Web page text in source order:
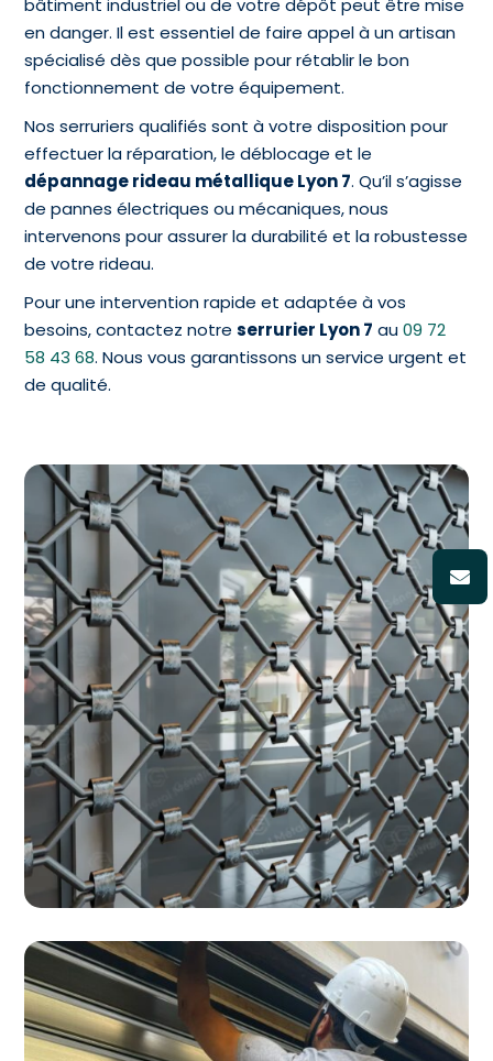
en danger. Il est essentiel de faire appel à un artisan
spécialisé dès que possible pour rétablir le bon
fonctionnement de votre équipement.
Nos serruriers qualifiés sont à votre disposition pour
effectuer la réparation, le déblocage et le
dépannage rideau métallique Lyon 7. Qu’il s’agisse
de pannes électriques ou mécaniques, nous
intervenons pour assurer la durabilité et la robustesse
de votre rideau.
Pour une intervention rapide et adaptée à vos
besoins, contactez notreserrurier Lyon 7 au09 72
58 43 68. Nous vous garantissons un service urgent et
de qualité.